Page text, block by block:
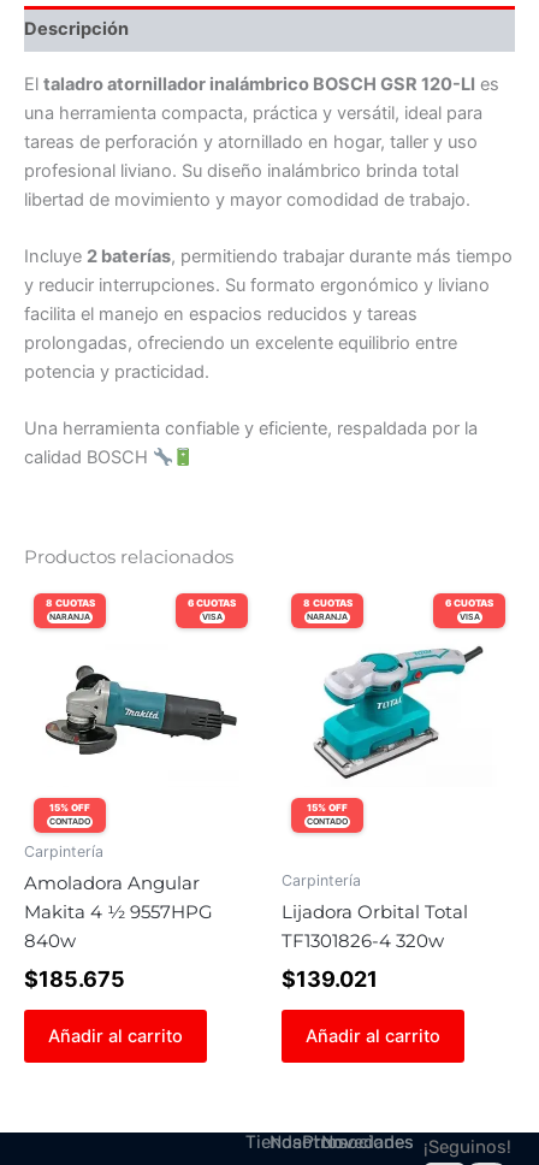
Descripción
El taladro atornillador inalámbrico BOSCH GSR 120-LI es
una herramienta compacta, práctica y versátil, ideal para
tareas de perforación y atornillado en hogar, taller y uso
profesional liviano. Su diseño inalámbrico brinda total
libertad de movimiento y mayor comodidad de trabajo.
Incluye 2 baterías, permitiendo trabajar durante más tiempo
y reducir interrupciones. Su formato ergonómico y liviano
facilita el manejo en espacios reducidos y tareas
prolongadas, ofreciendo un excelente equilibrio entre
potencia y practicidad.
Una herramienta confiable y eficiente, respaldada por la
calidad BOSCH
Productos relacionados
6 CUOTAS
VISA
8 CUOTAS
NARANJA
15% OFF
CONTADO
Carpintería
Amoladora Angular
Makita 4 ½ 9557HPG
840w
$185.675
Añadir al carrito
6 CUOTAS
VISA
8 CUOTAS
NARANJA
15% OFF
CONTADO
Carpintería
Lijadora Orbital Total
TF1301826-4 320w
$139.021
Añadir al carrito
Tienda
Nosotros
Promociones
Novedades ¡Seguinos!